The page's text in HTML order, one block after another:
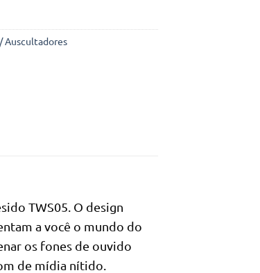
atual
é:
Auscultadores
TWS05. O design
a você o mundo do
os fones de ouvido
de mídia nítido.